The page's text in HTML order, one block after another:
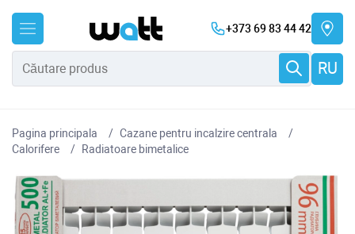
+373 69 83 44 42
RU
Pagina principala
Cazane pentru incalzire centrala
Сalorifere
Radiatoare bimetalice